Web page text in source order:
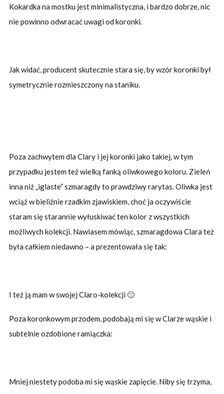
Kokardka na mostku jest minimalistyczna, i bardzo dobrze, nic
nie powinno odwracać uwagi od koronki.
Jak widać, producent skutecznie stara się, by wzór koronki był
symetrycznie rozmieszczony na staniku.
Poza zachwytem dla Clary i jej koronki jako takiej, w tym
przypadku jestem też wielką fanką oliwkowego koloru. Zieleń
inna niż „iglaste” szmaragdy to prawdziwy rarytas. Oliwka jest
wciąż w bieliźnie rzadkim zjawiskiem, choć ja oczywiście
staram się starannie wyłuskiwać ten kolor z wszystkich
możliwych kolekcji. Nawiasem mówiąc, szmaragdowa Clara też
była całkiem niedawno – a prezentowała się tak:
I też ją mam w swojej Claro-kolekcji 🙂
Poza koronkowym przodem, podobają mi się w Clarze wąskie i
subtelnie ozdobione ramiączka:
Mniej niestety podoba mi się wąskie zapięcie. Niby się trzyma,